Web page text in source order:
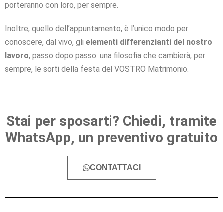
porteranno con loro, per sempre.
Inoltre, quello dell’appuntamento, è l’unico modo per
conoscere, dal vivo, gli elementi differenzianti del nostro
lavoro, passo dopo passo: una filosofia che cambierà, per
sempre, le sorti della festa del VOSTRO Matrimonio.
Stai per sposarti? Chiedi, tramite
WhatsApp, un preventivo gratuito
CONTATTACI